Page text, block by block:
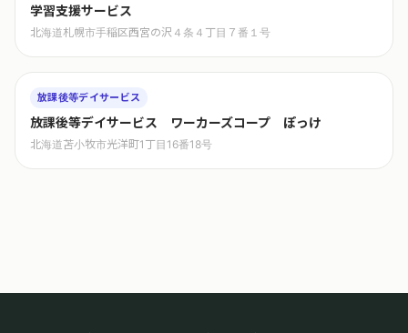
学習支援サービス
北海道札幌市手稲区西宮の沢４条４丁目７番１号
放課後等デイサービス
放課後等デイサービス ワーカーズコープ ぽっけ
北海道苫小牧市光洋町1丁目16番18号